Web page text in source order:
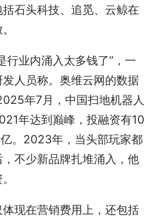
石头科技、追觅、云鲸在
行业内涌入太多钱了”，一
人员称。奥维云网的数据
年7月，中国扫地机器人
年达到巅峰，投融资有10
。2023年，当头部玩家都
不少新品牌扎堆涌入，他
现在营销费用上，还包括